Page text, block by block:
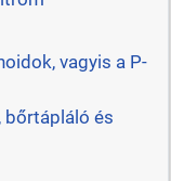
vagyis a P-
bőrtápláló és